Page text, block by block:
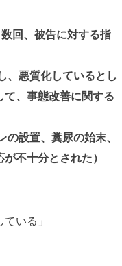
回、被告に対する指
、悪質化しているとし
、事態改善に関する
設置、糞尿の始末、
不十分とされた）
いる」